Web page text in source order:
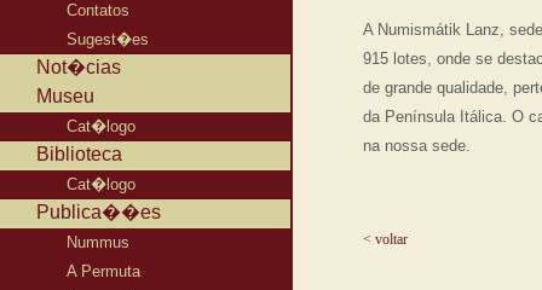
Contatos
Sugest�es
Not�cias
Museu
Cat�logo
Biblioteca
Cat�logo
Publica��es
Nummus
A Permuta
A Numismátik Lanz,
915 lotes, onde se
de grande qualidade,
da Península Itálica. O
na nossa sede.
< voltar